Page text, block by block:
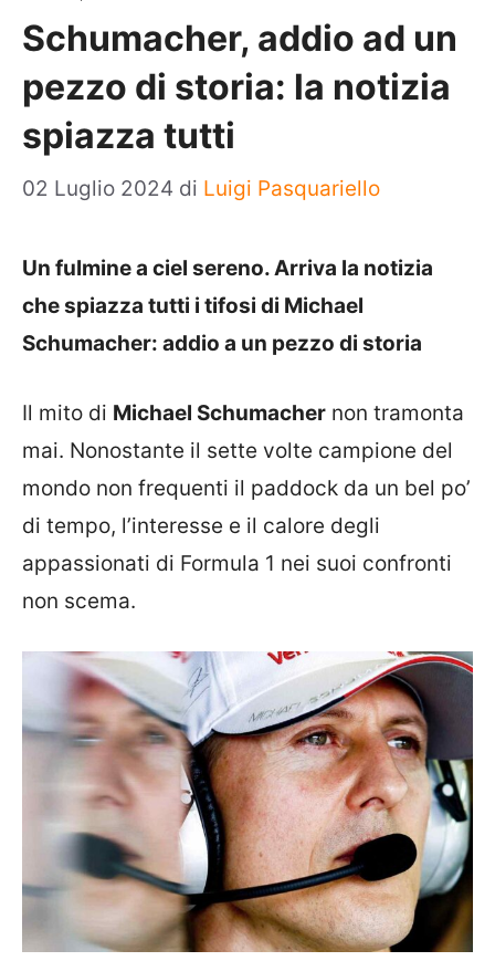
Schumacher, addio ad un
pezzo di storia: la notizia
spiazza tutti
02 Luglio 2024 di Luigi Pasquariello
Un fulmine a ciel sereno. Arriva la notizia
che spiazza tutti i tifosi di Michael
Schumacher: addio a un pezzo di storia
Il mito di Michael Schumacher non tramonta
mai. Nonostante il sette volte campione del
mondo non frequenti il paddock da un bel po’
di tempo, l’interesse e il calore degli
appassionati di Formula 1 nei suoi confronti
non scema.